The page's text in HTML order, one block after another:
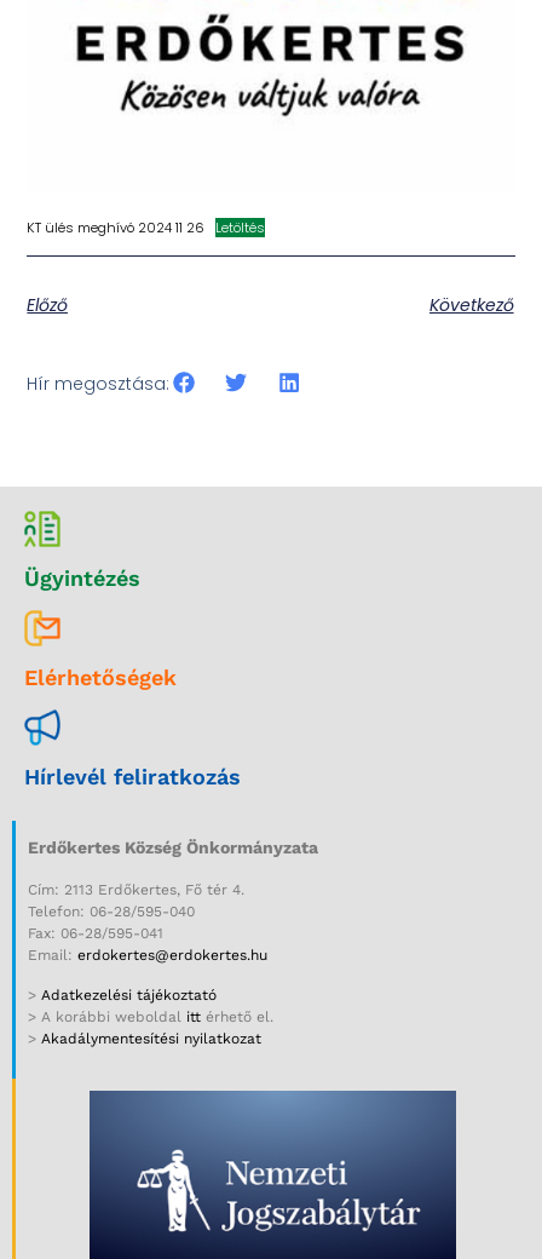
KT ülés meghívó 2024 11 26 Letöltés
Előző Következő
Hír megosztása:
Ügyintézés
Elérhetőségek
Hírlevél feliratkozás
Erdőkertes Község Önkormányzata
Cím: 2113 Erdőkertes, Fő tér 4.
Telefon: 06-28/595-040
Fax: 06-28/595-041
Email: erdokertes@erdokertes.hu
> Adatkezelési tájékoztató
> A korábbi weboldal itt érhető el.
> Akadálymentesítési nyilatkozat